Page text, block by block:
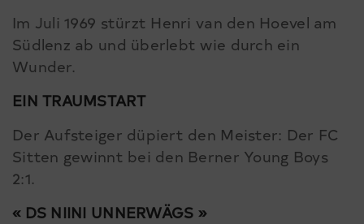
Im Juli 1969 stürzt Henri van den Hoevel am
Südlenz ab und überlebt wie durch ein
Wunder.
EIN TRAUMSTART
Der Aufsteiger düpiert den Meister: Der FC
Sitten gewinnt bei den Berner Young Boys
2:1.
« DS NIINI UNNERWÄGS »